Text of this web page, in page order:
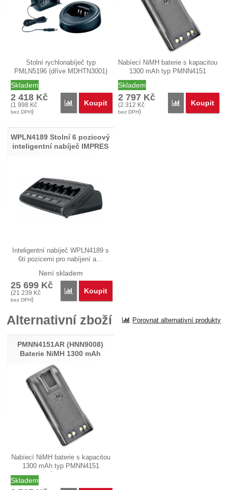
Stolní rychlonabíječ typ
PMLN5196 (dříve MDHTN3001)
Skladem
2 418 Kč
(1 998 Kč
bez DPH)
Porovnat
Koupit
Nabíecí NiMH baterie s kapacitou
1300 mAh typ PMNN4151
Skladem
2 797 Kč
(2 312 Kč
bez DPH)
Porovnat
Koupit
WPLN4189 Stolní 6 pozicový
inteligentní nabíječ IMPRES
Inteligentní nabíječ WPLN4189 s
6ti pozicemi pro nabíjení a…
Není skladem
25 699 Kč
(21 239 Kč
bez DPH)
Porovnat
Koupit
Alternativní zboží Porovnat alternativní produkty
PMNN4151AR (HNN9008)
Baterie NiMH 1300 mAh
Nabíecí NiMH baterie s kapacitou
1300 mAh typ PMNN4151
Skladem